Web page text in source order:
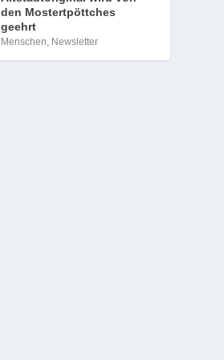
den Mostertpöttches
geehrt
Menschen, Newsletter